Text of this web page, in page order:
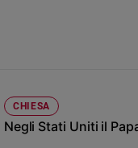
e
Creato
CHIESA
Negli Stati Uniti il